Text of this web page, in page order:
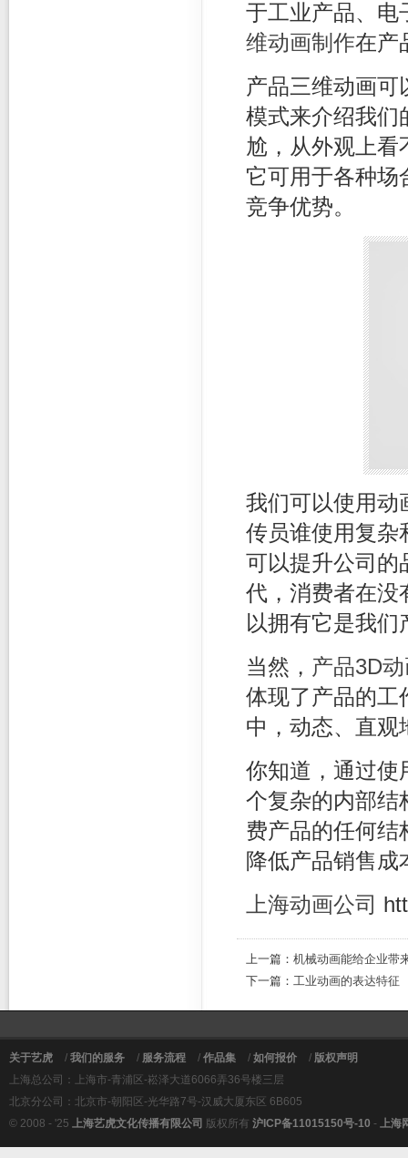
于工业产品、电
维动画制作在产
产品三维动画可
模式来介绍我们
尬，从外观上看
它可用于各种场
竞争优势。
我们可以使用动
传员谁使用复杂
可以提升公司的
代，消费者在没
以拥有它是我
当然， 产品3D
体现了产品的工
中，动态、直观
你知道，通过使
个复杂的内部结
费产品的任何结
降低产品销售
上海动画公司
上一篇： 机械动画能给企业带
下一篇： 工业动画的表达特征
关于艺虎 / 我们的服务 / 服务流程 / 作品集 / 如何报价 / 版权声明
上海总公司：上海市-青浦区-崧泽大道6066弄36号楼三层
北京分公司：北京市-朝阳区-光华路7号-汉威大厦东区 6B605
© 2008 - '25 上海艺虎文化传播有限公司 版权所有 沪ICP备11015150号-10 - 上海